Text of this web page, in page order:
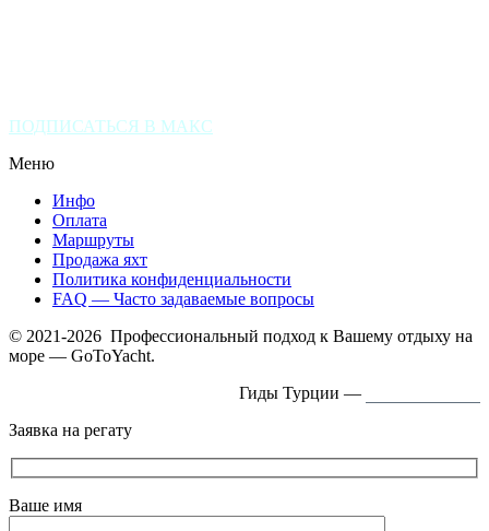
ПОДПИСАТЬСЯ В МАКС
Меню
Инфо
Оплата
Маршруты
Продажа яхт
Политика конфиденциальности
FAQ — Часто задаваемые вопросы
© 2021-2026 Профессиональный подход к Вашему отдыху на
море — GoToYacht.
Гиды Турции —
Заявка на регату
Ваше имя